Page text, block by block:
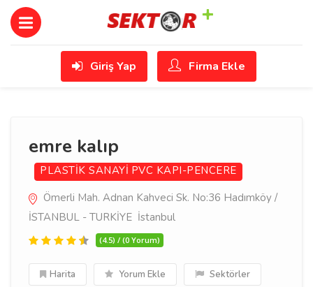
Giriş Yap Firma Ekle
emre kalıp
PLASTİK SANAYİ PVC KAPI-PENCERE
Ömerli Mah. Adnan Kahveci Sk. No:36 Hadımköy /
İSTANBUL - TURKİYE İstanbul
(4.5) / (0 Yorum)
Harita Yorum Ekle Sektörler